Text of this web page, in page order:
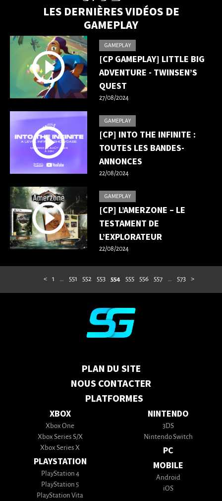
LES DERNIÈRES VIDÉOS DE
GAMEPLAY
GAMEPLAY
[CP GAMEPLAY] LITTLE BIG
ADVENTURE - TWINSEN’S
QUEST
27/08/2024
GAMEPLAY
[CP] INTO THE INFINITE :
TOUTES LES BANDES-
ANNONCES
22/08/2024
GAMEPLAY
[CP] L’AMERZONE – LE
TESTAMENT DE
L’EXPLORATEUR
22/08/2024
< 1 … 551 552 553 554 555 556 557 … 573 >
PLAN DU SITE
NOUS CONTACTER
PLATFORMES
XBOX
Xbox One
Xbox Series S/X
Xbox Series X
PLAYSTATION
PlayStation 4
PlayStation 5
PlayStation Vita
NINTENDO
3DS
Nintendo Switch
PC
MOBILE
Android
iOS